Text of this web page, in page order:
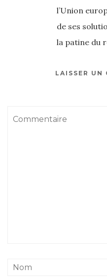
l’Union
de ses
la patine du
LAISSER UN